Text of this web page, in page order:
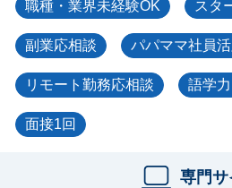
職種・業界未経験OK スタ
副業応相談 パパママ社員
リモート勤務応相談 語学
面接1回
専門サ